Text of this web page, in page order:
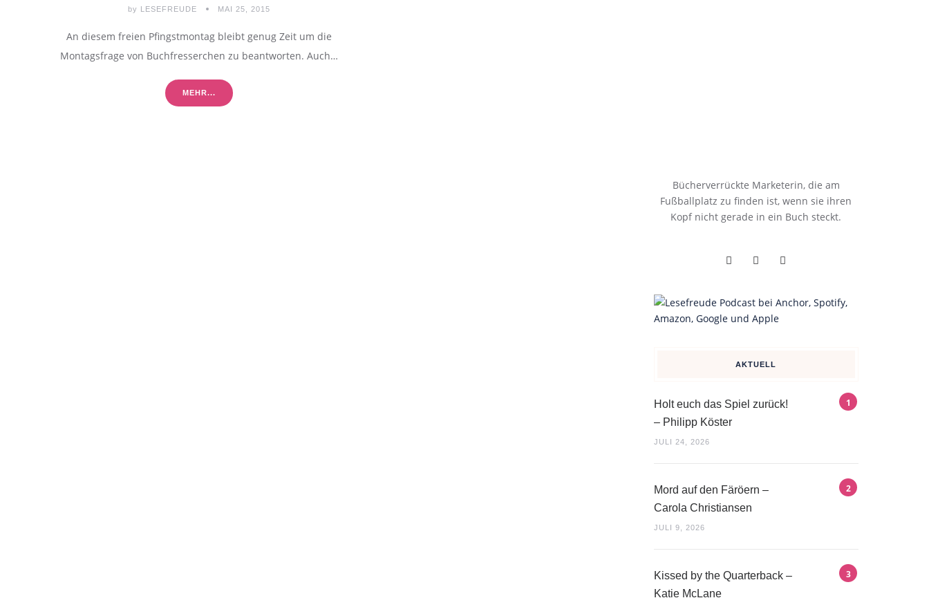
by LESEFREUDE MAI 25, 2015
An diesem freien Pfingstmontag bleibt genug Zeit um die
Montagsfrage von Buchfresserchen zu beantworten. Auch…
MEHR...
Bücherverrückte Marketerin, die am
Fußballplatz zu finden ist, wenn sie ihren
Kopf nicht gerade in ein Buch steckt.
AKTUELL
Holt euch das Spiel zurück!
– Philipp Köster
JULI 24, 2026
Mord auf den Färöern –
Carola Christiansen
JULI 9, 2026
Kissed by the Quarterback –
Katie McLane